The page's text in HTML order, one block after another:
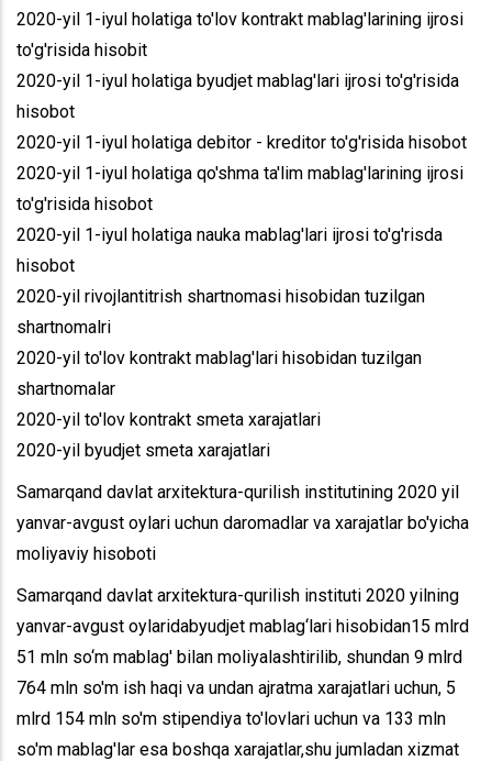
2020-yil 1-iyul holatiga to'lov kontrakt mablag'larining ijrosi
to'g'risida hisobit
2020-yil 1-iyul holatiga byudjet mablag'lari ijrosi to'g'risida
hisobot
2020-yil 1-iyul holatiga debitor - kreditor to'g'risida hisobot
2020-yil 1-iyul holatiga qo'shma ta'lim mablag'larining ijrosi
to'g'risida hisobot
2020-yil 1-iyul holatiga nauka mablag'lari ijrosi to'g'risda
hisobot
2020-yil rivojlantitrish shartnomasi hisobidan tuzilgan
shartnomalri
2020-yil to'lov kontrakt mablag'lari hisobidan tuzilgan
shartnomalar
2020-yil to'lov kontrakt smeta xarajatlari
2020-yil byudjet smeta xarajatlari
Samarqand davlat arxitektura-qurilish institutining 2020 yil
yanvar-avgust oylari uchun daromadlar va xarajatlar bo'yicha
moliyaviy hisoboti
Samarqand davlat arxitektura-qurilish instituti 2020 yilning
yanvar-avgust oylaridabyudjet mablag‘lari hisobidan15 mlrd
51 mln so‘m mablag' bilan moliyalashtirilib, shundan 9 mlrd
764 mln so'm ish haqi va undan ajratma xarajatlari uchun, 5
mlrd 154 mln so'm stipendiya to'lovlari uchun va 133 mln
so'm mablag'lar esa boshqa xarajatlar,shu jumladan xizmat